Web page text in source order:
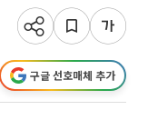
구글 선호매체 추가